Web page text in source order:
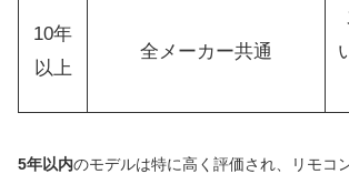
10年
以上
全メーカー共通
5年以内のモデルは特に高く評価され、リモコ